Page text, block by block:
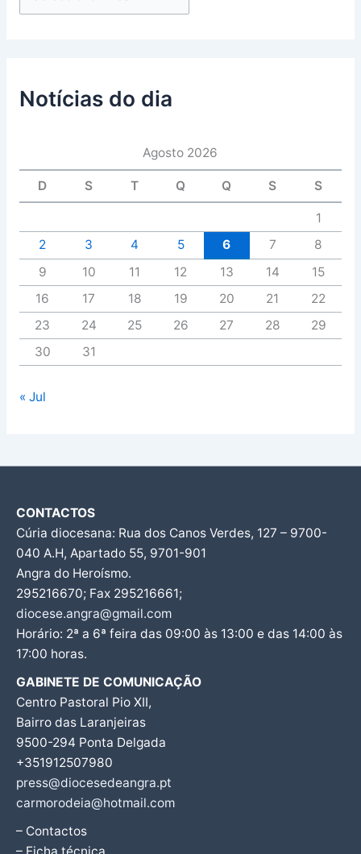
Notícias do dia
Agosto 2026
D S T Q Q S S
1
2
3 4 5 6 7
8
9
10 11 12 13 14
15
16
17 18 19 20 21
22
23
24 25 26 27 28
29
30
31
« Jul
CONTACTOS
Cúria diocesana: Rua dos Canos Verdes, 127 – 9700-
040 A.H, Apartado 55, 9701-901
Angra do Heroísmo.
295216670; Fax 295216661;
diocese.angra@gmail.com
Horário: 2ª a 6ª feira das 09:00 às 13:00 e das 14:00 às
17:00 horas.
GABINETE DE COMUNICAÇÃO
Centro Pastoral Pio XII,
Bairro das Laranjeiras
9500-294 Ponta Delgada
+351912507980
press@diocesedeangra.pt
carmorodeia@hotmail.com
– Contactos
– Ficha técnica